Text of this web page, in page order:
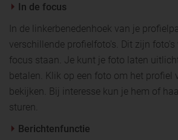
In de focus
In de linkerbenedenhoek van je
verschillende profielfoto's. Dit zijn foto's
focus staan. Je kunt je foto laten
betalen. Klik op een foto om het profiel
bekijken. Bij interesse kun je hem of
sturen.
Berichtenfunctie